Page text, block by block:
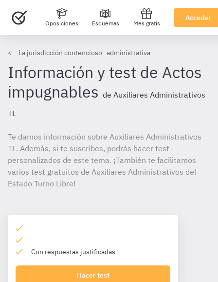
Oposiciones Esquemas Mes gratis
Acceder
La jurisdicción contencioso- administrativa
Información y test de Actos
impugnables de Auxiliares Administrativos
TL
Te damos información sobre Auxiliares Administrativos
TL. Además, si te suscribes, podrás hacer test
personalizados de este tema. ¡También te facilitamos
varios test gratuitos de Auxiliares Administrativos del
Estado Turno Libre!
Con respuestas justificadas
Hacer test